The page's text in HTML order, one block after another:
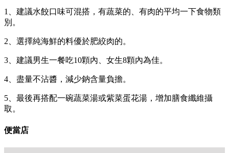
1、建議水餃口味可混搭，有蔬菜的、有肉的平均一下食物類
別。
2、選擇純海鮮的料優於肥絞肉的。
3、建議男生一餐吃10顆內、女生8顆內為佳。
4、盡量不沾醬，減少鈉含量負擔。
5、最後再搭配一碗蔬菜湯或紫菜蛋花湯，增加膳食纖維攝
取。
便當店